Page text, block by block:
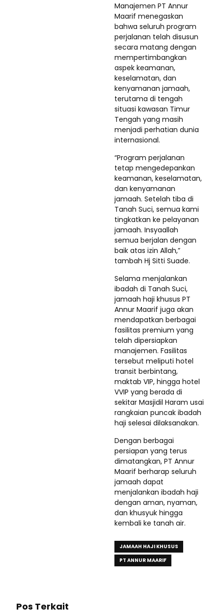
Manajemen PT Annur
Maarif menegaskan
bahwa seluruh program
perjalanan telah disusun
secara matang dengan
mempertimbangkan
aspek keamanan,
keselamatan, dan
kenyamanan jamaah,
terutama di tengah
situasi kawasan Timur
Tengah yang masih
menjadi perhatian dunia
internasional.
“Program perjalanan
tetap mengedepankan
keamanan, keselamatan,
dan kenyamanan
jamaah. Setelah tiba di
Tanah Suci, semua kami
tingkatkan ke pelayanan
jamaah. Insyaallah
semua berjalan dengan
baik atas izin Allah,”
tambah Hj Sitti Suade.
Selama menjalankan
ibadah di Tanah Suci,
jamaah haji khusus PT
Annur Maarif juga akan
mendapatkan berbagai
fasilitas premium yang
telah dipersiapkan
manajemen. Fasilitas
tersebut meliputi hotel
transit berbintang,
maktab VIP, hingga hotel
VVIP yang berada di
sekitar Masjidil Haram usai
rangkaian puncak ibadah
haji selesai dilaksanakan.
Dengan berbagai
persiapan yang terus
dimatangkan, PT Annur
Maarif berharap seluruh
jamaah dapat
menjalankan ibadah haji
dengan aman, nyaman,
dan khusyuk hingga
kembali ke tanah air.
JAMAAH HAJI KHUSUS
PT ANNUR MAARIF
Pos Terkait